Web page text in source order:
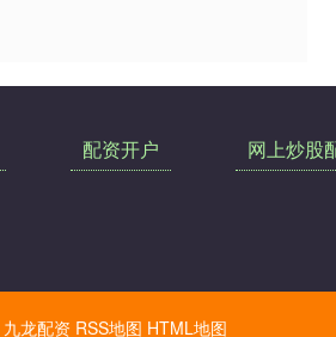
配资开户 网上炒股
九龙配资 RSS地图 HTML地图